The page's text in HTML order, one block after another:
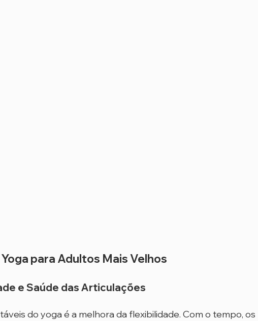
para Adultos Mais Velhos
e Saúde das Articulações
do yoga é a melhora da flexibilidade. Com o tempo, os